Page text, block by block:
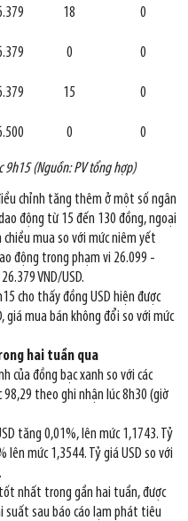
18 0
0 0
15 0
0 0
9h15 (Nguồn: PV tổng hợp)
chỉnh tăng thêm ở một số ngân
động từ 15 đến 130 đồng, ngoại
mua so với mức niêm yết
động trong phạm vi 26.099 -
VND/USD.
cho thấy đồng USD hiện được
giá mua bán không đổi so với mức
hai tuần qua
của đồng bạc xanh so với các
theo ghi nhận lúc 8h30 (giờ
tăng 0,01%, lên mức 1,1743. Tỷ
lên mức 1,3544. Tỷ giá USD so với
nhất trong gần hai tuần, được
suất sau báo cáo lạm phát tiêu